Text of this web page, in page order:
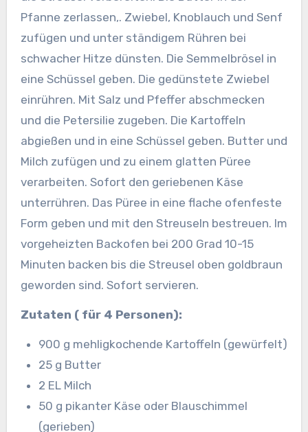
Pfanne zerlassen,. Zwiebel, Knoblauch und Senf
zufügen und unter ständigem Rühren bei
schwacher Hitze dünsten. Die Semmelbrösel in
eine Schüssel geben. Die gedünstete Zwiebel
einrühren. Mit Salz und Pfeffer abschmecken
und die Petersilie zugeben. Die Kartoffeln
abgießen und in eine Schüssel geben. Butter und
Milch zufügen und zu einem glatten Püree
verarbeiten. Sofort den geriebenen Käse
unterrühren. Das Püree in eine flache ofenfeste
Form geben und mit den Streuseln bestreuen. Im
vorgeheizten Backofen bei 200 Grad 10-15
Minuten backen bis die Streusel oben goldbraun
geworden sind. Sofort servieren.
Zutaten ( für 4 Personen):
900 g mehligkochende Kartoffeln (gewürfelt)
25 g Butter
2 EL Milch
50 g pikanter Käse oder Blauschimmel
(gerieben)